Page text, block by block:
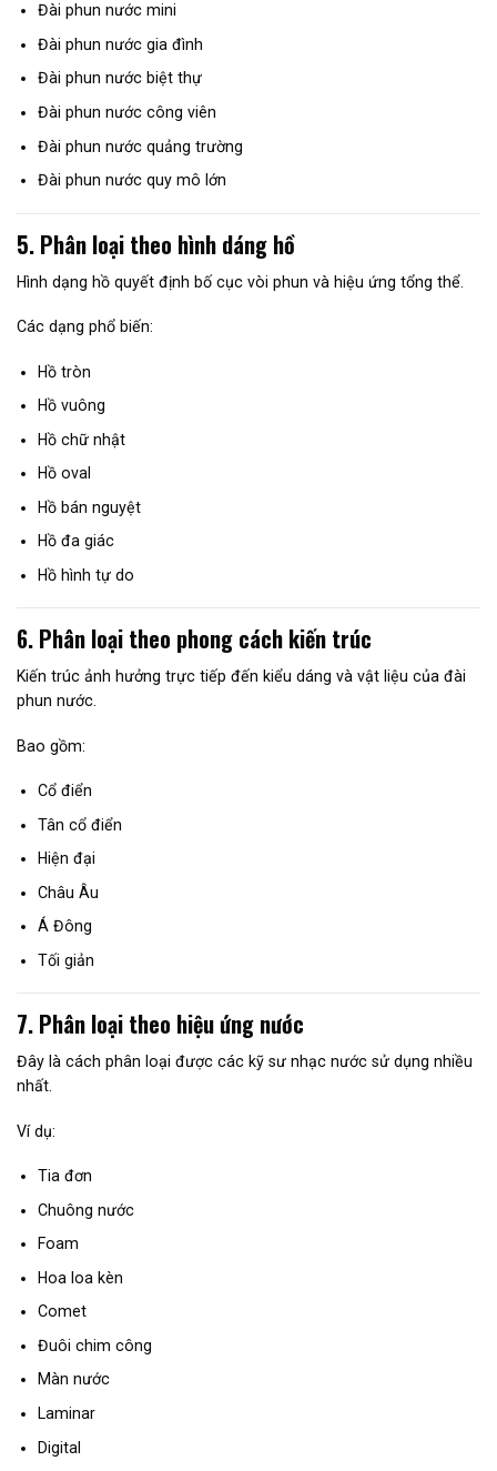
Đài phun nước mini
Đài phun nước gia đình
Đài phun nước biệt thự
Đài phun nước công viên
Đài phun nước quảng trường
Đài phun nước quy mô lớn
5. Phân loại theo hình dáng hồ
Hình dạng hồ quyết định bố cục vòi phun và hiệu ứng tổng thể.
Các dạng phổ biến:
Hồ tròn
Hồ vuông
Hồ chữ nhật
Hồ oval
Hồ bán nguyệt
Hồ đa giác
Hồ hình tự do
6. Phân loại theo phong cách kiến trúc
Kiến trúc ảnh hưởng trực tiếp đến kiểu dáng và vật liệu của đài
phun nước.
Bao gồm:
Cổ điển
Tân cổ điển
Hiện đại
Châu Âu
Á Đông
Tối giản
7. Phân loại theo hiệu ứng nước
Đây là cách phân loại được các kỹ sư nhạc nước sử dụng nhiều
nhất.
Ví dụ:
Tia đơn
Chuông nước
Foam
Hoa loa kèn
Comet
Đuôi chim công
Màn nước
Laminar
Digital